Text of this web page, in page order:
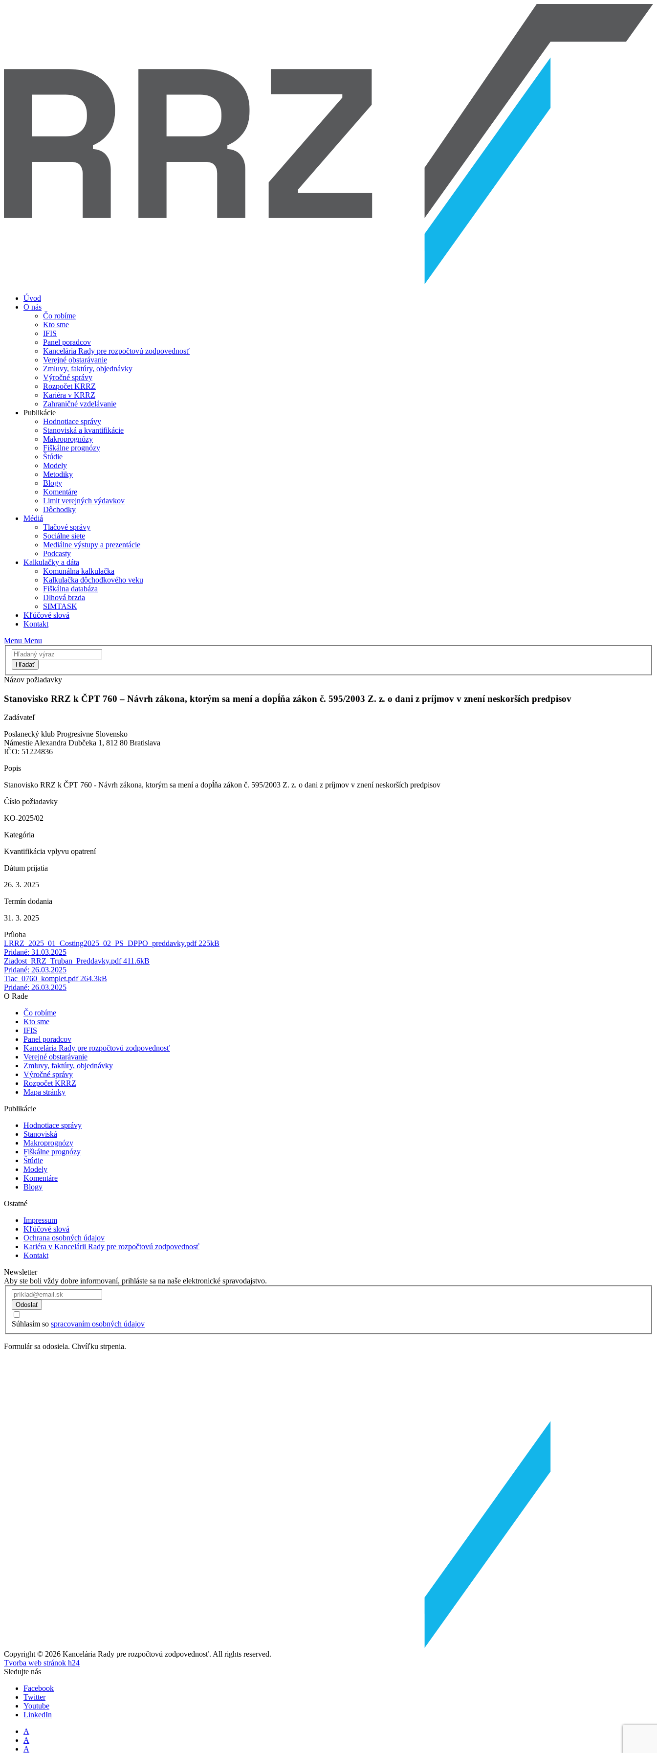
Úvod
O nás
Čo robíme
Kto sme
IFIS
Panel poradcov
Kancelária Rady pre rozpočtovú zodpovednosť
Verejné obstarávanie
Zmluvy, faktúry, objednávky
Výročné správy
Rozpočet KRRZ
Kariéra v KRRZ
Zahraničné vzdelávanie
Publikácie
Hodnotiace správy
Stanoviská a kvantifikácie
Makroprognózy
Fiškálne prognózy
Štúdie
Modely
Metodiky
Blogy
Komentáre
Limit verejných výdavkov
Dôchodky
Médiá
Tlačové správy
Sociálne siete
Mediálne výstupy a prezentácie
Podcasty
Kalkulačky a dáta
Komunálna kalkulačka
Kalkulačka dôchodkového veku
Fiškálna databáza
Dlhová brzda
SIMTASK
Kľúčové slová
Kontakt
Menu Menu
Hľadať
Názov požiadavky
Stanovisko RRZ k ČPT 760 – Návrh zákona, ktorým sa mení a dopĺňa zákon č. 595/2003 Z. z. o dani z príjmov v znení neskorších predpisov
Zadávateľ
Poslanecký klub Progresívne Slovensko
Námestie Alexandra Dubčeka 1, 812 80 Bratislava
IČO: 51224836
Popis
Stanovisko RRZ k ČPT 760 - Návrh zákona, ktorým sa mení a dopĺňa zákon č. 595/2003 Z. z. o dani z príjmov v znení neskorších predpisov
Číslo požiadavky
KO-2025/02
Kategória
Kvantifikácia vplyvu opatrení
Dátum prijatia
26. 3. 2025
Termín dodania
31. 3. 2025
Príloha
LRRZ_2025_01_Costing2025_02_PS_DPPO_preddavky.pdf 225kB
Pridané: 31.03.2025
Ziadost_RRZ_Truban_Preddavky.pdf411.6kB
Pridané: 26.03.2025
Tlac_0760_komplet.pdf 264.3kB
Pridané: 26.03.2025
O Rade
Čo robíme
Kto sme
IFIS
Panel poradcov
Kancelária Rady pre rozpočtovú zodpovednosť
Verejné obstarávanie
Zmluvy, faktúry, objednávky
Výročné správy
Rozpočet KRRZ
Mapa stránky
Publikácie
Hodnotiace správy
Stanoviská
Makroprognózy
Fiškálne prognózy
Štúdie
Modely
Komentáre
Blogy
Ostatné
Impressum
Kľúčové slová
Ochrana osobných údajov
Kariéra v Kancelárii Rady pre rozpočtovú zodpovednosť
Kontakt
Newsletter
Aby ste boli vždy dobre informovaní, prihláste sa na naše elektronické spravodajstvo.
Odoslať
Súhlasím so spracovaním osobných údajov
Formulár sa odosiela. Chvíľku strpenia.
Copyright © 2026 Kancelária Rady pre rozpočtovú zodpovednosť. All rights reserved.
Tvorba web stránok h24
Sledujte nás
Facebook
Twitter
Youtube
LinkedIn
A
A
A